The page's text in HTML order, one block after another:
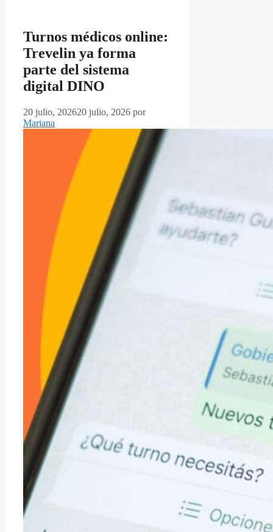
Turnos médicos online:
Trevelin ya forma
parte del sistema
digital DINO
20 julio, 202620 julio, 2026 por
Mariana